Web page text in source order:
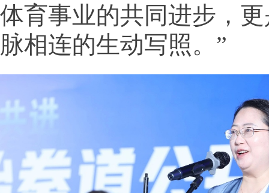
体育事业的共同进步，
脉相连的生动写照。”